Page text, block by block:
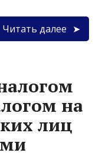
Читать далее
на
лиц